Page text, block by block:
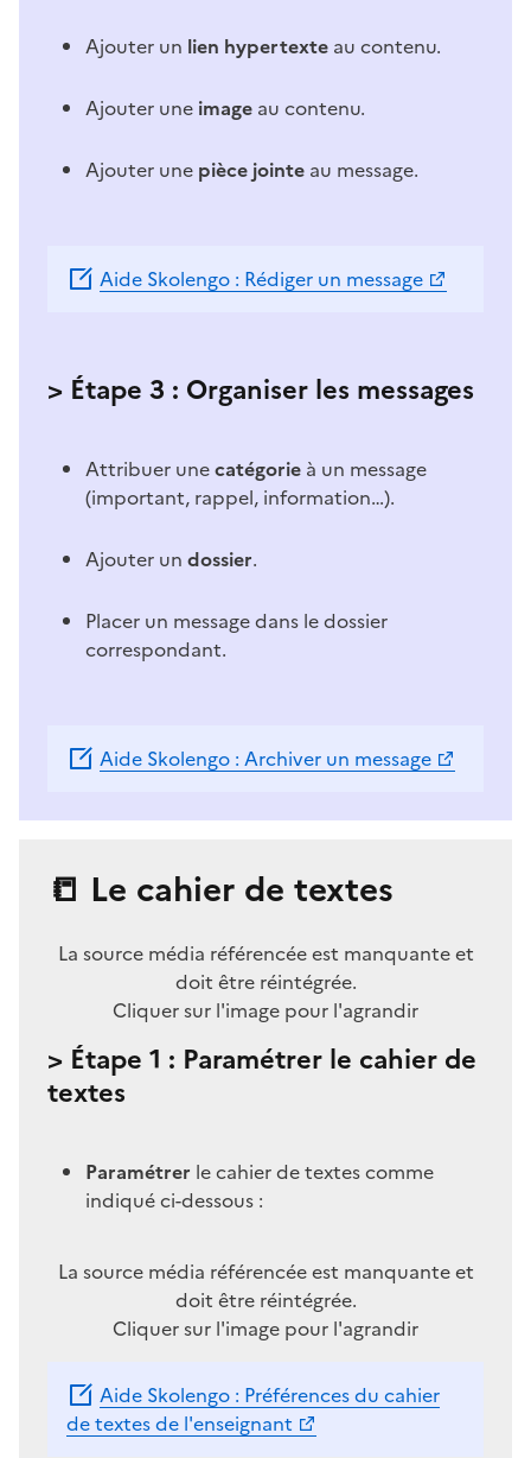
Ajouter un lien hypertexte au contenu.
Ajouter une image au contenu.
Ajouter une pièce jointe au message.
Aide Skolengo : Rédiger un message
> Étape 3 : Organiser les messages
Attribuer unecatégorie à un message
(important, rappel, information…).
Ajouter un dossier.
Placer un message dans le dossier
correspondant.
Aide Skolengo : Archiver un message
📒 Le cahier de textes
La source média référencée est manquante et
doit être réintégrée.
Cliquer sur l'image pour l'agrandir
> Étape 1 : Paramétrer le cahier de
textes
Paramétrer le cahier de textes comme
indiqué ci-dessous :
La source média référencée est manquante et
doit être réintégrée.
Cliquer sur l'image pour l'agrandir
Aide Skolengo : Préférences du cahier
de textes de l'enseignant